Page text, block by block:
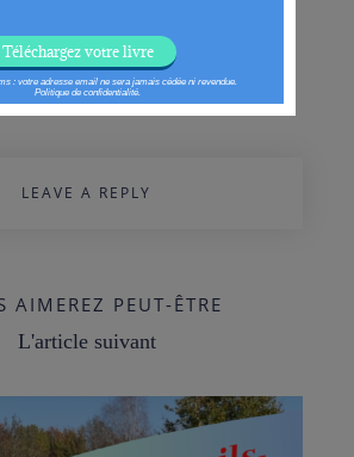
LEAVE A REPLY
AIMEREZ PEUT-ÊTRE
L'article suivant